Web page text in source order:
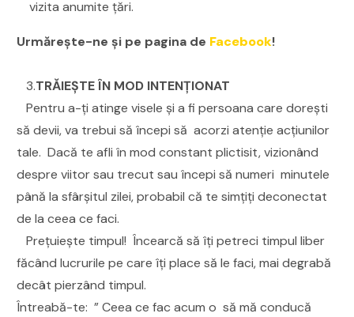
vizita anumite țări.
Urmăreşte-ne şi pe pagina de Facebook!
3.TRĂIEȘTE ÎN MOD INTENȚIONAT
Pentru a-ți atinge visele și a fi persoana care dorești
să devii, va trebui să începi să acorzi atenție acțiunilor
tale. Dacă te afli în mod constant plictisit, vizionând
despre viitor sau trecut sau începi să numeri minutele
până la sfârșitul zilei, probabil că te simțiți deconectat
de la ceea ce faci.
Prețuiește timpul! Încearcă să îți petreci timpul liber
făcând lucrurile pe care îți place să le faci, mai degrabă
decât pierzând timpul.
Întreabă-te: ” Ceea ce fac acum o să mă conducă